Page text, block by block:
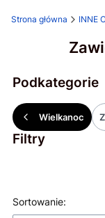
Strona główna INNE
Podkategorie
Wielkanoc
Filtry
Lista
Sortowanie: